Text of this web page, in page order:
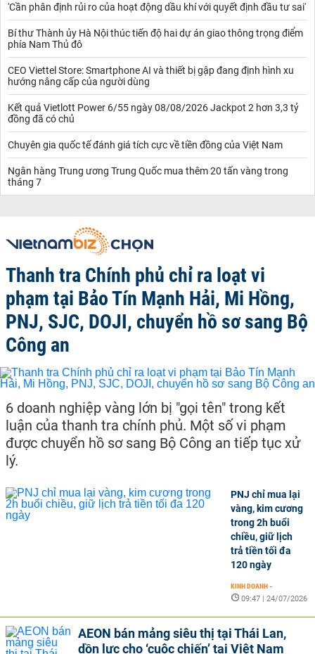
'Cần phân định rủi ro của hoạt động dầu khí với quyết định đầu tư sai'
Bí thư Thành ủy Hà Nội thúc tiến độ hai dự án giao thông trọng điểm
phía Nam Thủ đô
CEO Viettel Store: Smartphone AI và thiết bị gập đang định hình xu
hướng nâng cấp của người dùng
Kết quả Vietlott Power 6/55 ngày 08/08/2026 Jackpot 2 hơn 3,3 tỷ
đồng đã có chủ
Chuyên gia quốc tế đánh giá tích cực về tiền đồng của Việt Nam
Ngân hàng Trung ương Trung Quốc mua thêm 20 tấn vàng trong
tháng 7
Thanh tra Chính phủ chỉ ra loạt vi
phạm tại Bảo Tín Mạnh Hải, Mi Hồng,
PNJ, SJC, DOJI, chuyển hồ sơ sang Bộ
Công an
6 doanh nghiệp vàng lớn bị "gọi tên" trong kết
luận của thanh tra chính phủ. Một số vi phạm
được chuyển hồ sơ sang Bộ Công an tiếp tục xử
lý.
PNJ chỉ mua lại
vàng, kim cương
trong 2h buổi
chiều, giữ lịch
trả tiền tối đa
120 ngày
KINH DOANH -
09:47 | 24/07/2026
AEON bán mảng siêu thị tại Thái Lan,
dồn lực cho ‘cuộc chiến’ tại Việt Nam